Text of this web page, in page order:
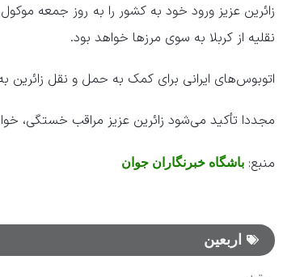
زائرین عزیز ورود خود به کشور را به روز جمعه
نقلیه از کربلا به سوی مرز‌ها خواهد بود.
اتوبوس‌های ایرانی برای کمک به حمل و نقل زائرین
مجددا تأکید می‌شود زائرین عزیز مراقب خستگی،
منبع: باشگاه خبرنگاران جوان
اربعین